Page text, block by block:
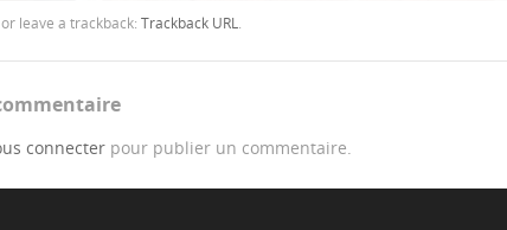
or leave a trackback: Trackback URL
connecter pour publier un commentaire.